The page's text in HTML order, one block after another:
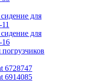
для
для
16
6728747
6914085